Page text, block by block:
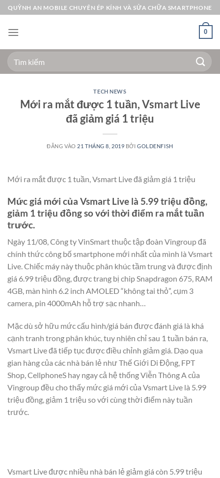
Bỏ
qua
nội
QUỲNH AN MOBILE CHUYÊN ÉP KÍNH VÀ SỬA CHỮA SMARTPHONE
0
Tìm
kiếm:
TECH NEWS
Mới ra mắt được 1 tuần, Vsmart Live
đã giảm giá 1 triệu
ĐĂNG VÀO 21 THÁNG 8, 2019 BỞIGOLDENFISH
Mới ra mắt được 1 tuần, Vsmart Live đã giảm giá 1 triệu
Mức giá mới của Vsmart Live là 5.99 triệu đồng,
giảm 1 triệu đồng so với thời điểm ra mắt tuần
trước.
Ngày 11/08, Công ty VinSmart thuộc tập đoàn Vingroup đã
chính thức công bố smartphone mới nhất của mình là Vsmart
Live. Chiếc máy này thuộc phân khúc tầm trung và được định
giá 6.99 triệu đồng, được trang bị chip Snapdragon 675, RAM
4GB, màn hình 6.2 inch AMOLED “không tai thỏ”, cụm 3
camera, pin 4000mAh hỗ trợ sạc nhanh…
Mặc dù sở hữu mức cấu hình/giá bán được đánh giá là khá
cạnh tranh trong phân khúc, tuy nhiên chỉ sau 1 tuần bán ra,
Vsmart Live đã tiếp tục được điều chỉnh giảm giá. Dạo qua
gian hàng của các nhà bán lẻ như Thế Giới Di Động, FPT
Shop, CellphoneS hay ngay cả hệ thống Viễn Thông A của
Vingroup đều cho thấy mức giá mới của Vsmart Live là 5.99
triệu đồng, giảm 1 triệu so với cùng thời điểm này tuần
trước.
Vsmart Live được nhiều nhà bán lẻ giảm giá còn 5.99 triệu